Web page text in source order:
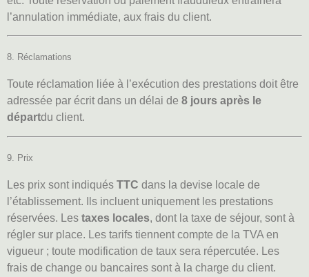
l’annulation immédiate, aux frais du client.
8. Réclamations
Toute réclamation liée à l’exécution des prestations doit être
adressée par écrit dans un délai de 8 jours après le
départdu client.
9. Prix
Les prix sont indiqués TTC dans la devise locale de
l’établissement. Ils incluent uniquement les prestations
réservées. Les taxes locales, dont la taxe de séjour, sont à
régler sur place. Les tarifs tiennent compte de la TVA en
vigueur ; toute modification de taux sera répercutée. Les
frais de change ou bancaires sont à la charge du client.